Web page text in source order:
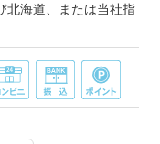
北海道、または当社指